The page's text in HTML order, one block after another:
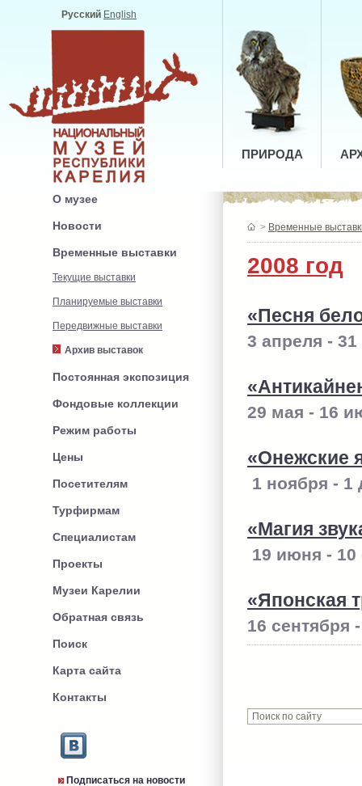
Русский English
ПРИРОДА
О музее
Новости
Временные выставки
Текущие выставки
Планируемые выставки
Передвижные выставки
Архив выставок
Постоянная экспозиция
Фондовые коллекции
Режим работы
Цены
Посетителям
Турфирмам
Специалистам
Проекты
Музеи Карелии
Обратная связь
Поиск
Карта сайта
Контакты
Подписаться на новости
> Временные
2008 год
«Песня
3 апреля -
29 мая - 16
«Онежские
1 ноября - 1
«Магия
19 июня - 10
«Японская
16 сентября